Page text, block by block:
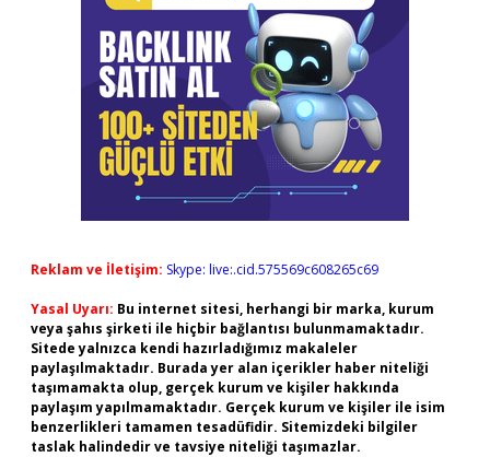
Reklam ve İletişim: Skype: live:.cid.575569c608265c69
Yasal Uyarı: Bu internet sitesi, herhangi bir marka, kurum
veya şahıs şirketi ile hiçbir bağlantısı bulunmamaktadır.
Sitede yalnızca kendi hazırladığımız makaleler
paylaşılmaktadır. Burada yer alan içerikler haber niteliği
taşımamakta olup, gerçek kurum ve kişiler hakkında
paylaşım yapılmamaktadır. Gerçek kurum ve kişiler ile isim
benzerlikleri tamamen tesadüfidir. Sitemizdeki bilgiler
taslak halindedir ve tavsiye niteliği taşımazlar.